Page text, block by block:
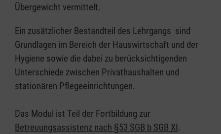
Übergewicht vermittelt.
Ein zusätzlicher Bestandteil des Lehrgangs sind
Grundlagen im Bereich der Hauswirtschaft und der
Hygiene sowie die dabei zu berücksichtigenden
Unterschiede zwischen Privathaushalten und
stationären Pflegeeinrichtungen.
Das Modul ist Teil der Fortbildung zur
Betreuungsassistenz nach §53 SGB b SGB XI.